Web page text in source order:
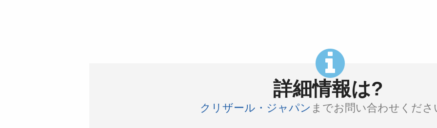
詳細情報は?
クリザール・ジャパン までお問い合わせくださ